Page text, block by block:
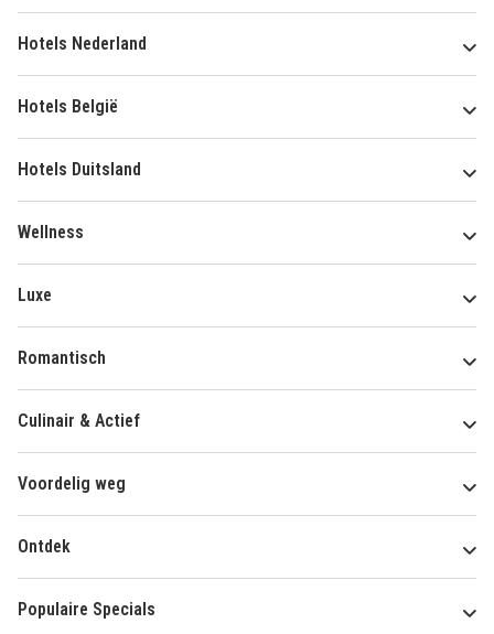
Hotels Nederland
Hotels België
Hotels Duitsland
Wellness
Luxe
Romantisch
Culinair & Actief
Voordelig weg
Ontdek
Populaire Specials